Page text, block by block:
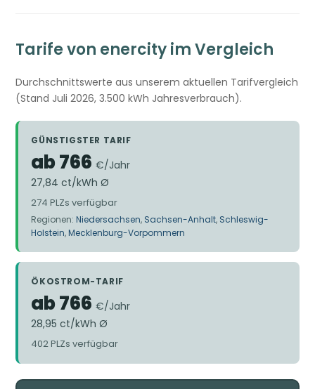
Tarife von enercity im Vergleich
Durchschnittswerte aus unserem aktuellen Tarifvergleich
(Stand Juli 2026, 3.500 kWh Jahresverbrauch).
GÜNSTIGSTER TARIF
ab 766€/Jahr
27,84 ct/kWh Ø
274 PLZs verfügbar
Regionen:Niedersachsen, Sachsen-Anhalt, Schleswig-
Holstein,Mecklenburg-Vorpommern
ÖKOSTROM-TARIF
ab 766€/Jahr
28,95 ct/kWh Ø
402 PLZs verfügbar